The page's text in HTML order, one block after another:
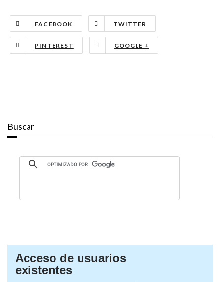
FACEBOOK TWITTER
PINTEREST GOOGLE +
Buscar
Acceso de usuarios
existentes